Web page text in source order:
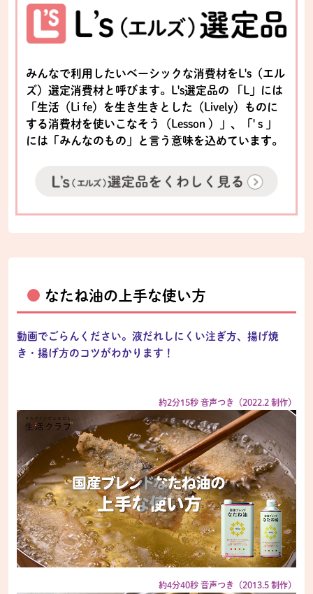
みんなで利用したいベーシックな消費材をL's（エル
ズ）選定消費材と呼びます。L's選定品の 「L」には
「生活（Li fe）を生き生きとした（Lively）ものに
する消費材を使いこなそう（Lesson ）」、「' s 」
には「みんなのもの」と言う意味を込めています。
なたね油の上手な使い方
動画でごらんください。液だれしにくい注ぎ方、揚げ焼
き・揚げ方のコツがわかります！
約2分15秒 音声つき（2022.2 制作）
約4分40秒 音声つき（2013.5 制作）